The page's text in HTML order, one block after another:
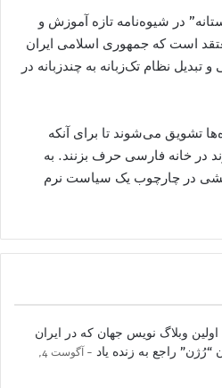
در شیوه‌نامه تازه آموزش و
است که جمهوری اسلامی ایران
نظام تک‌زبانه به چندزبانه در
تشویق می‌شوند تا برای آنکه
در خانه فارسی حرف بزنند. به
در چارچوب یک سیاست نرم
وبلاگ نویس جهان که در ایران
راجع به زنده یاد
آگوست 4,